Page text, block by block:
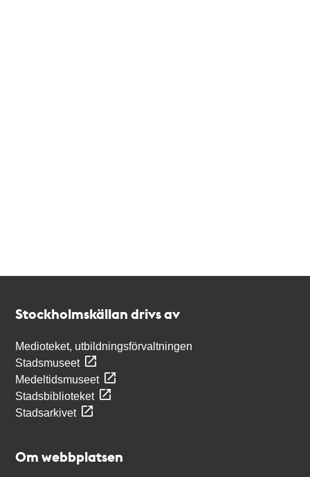
Stockholmskällan drivs av
Medioteket, utbildningsförvaltningen
Stadsmuseet
Medeltidsmuseet
Stadsbiblioteket
Stadsarkivet
Om webbplatsen